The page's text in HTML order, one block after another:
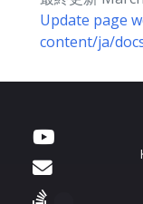
Update page
content/ja/